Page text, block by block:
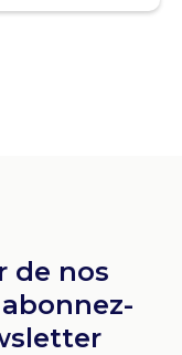
de nos